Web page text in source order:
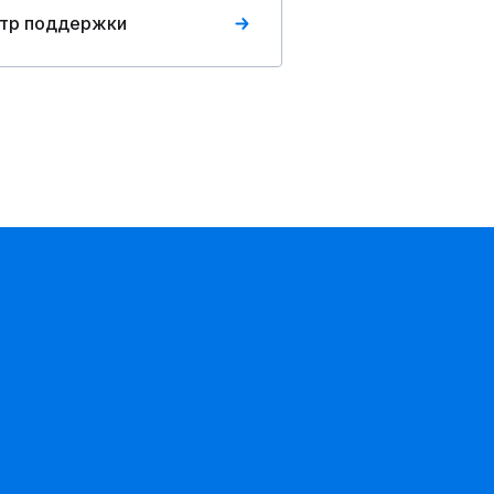
поддержки